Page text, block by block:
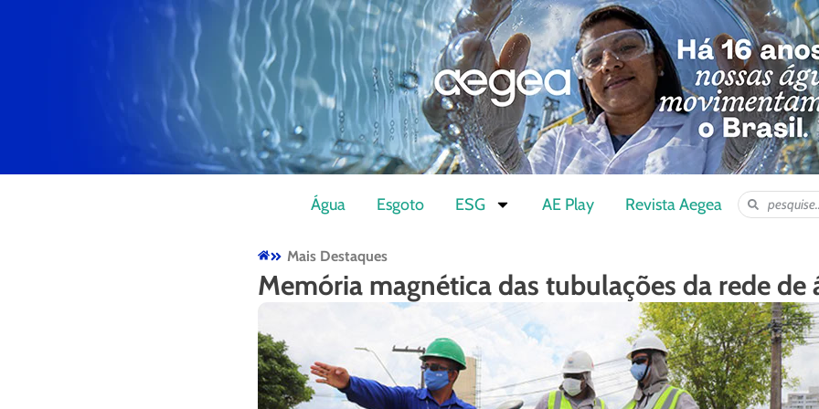
Água Esgoto ESG AE Play Revista Aegea
Mais Destaques
Memória magnética das tubulações da rede de